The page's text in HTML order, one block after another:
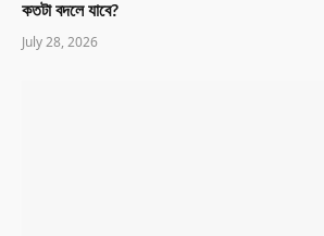
কতটা বদলে যাবে?
July 28, 2026